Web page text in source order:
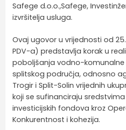
Safege d.o.o.,Safege,
izvršitelja usluga.
Ovaj ugovor u vrijednosti od
PDV-a) predstavlja korak u
poboljšanja vodno-komunalne
splitskog područja, odnosno
Trogir i Split-Solin vrijednih
koji se sufinanciraju
investicijskih fondova kroz
Konkurentnost i kohezija.